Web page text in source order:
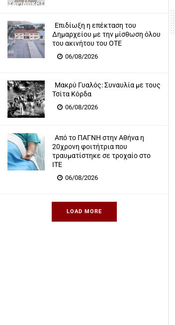
Επιδίωξη η επέκταση του
Δημαρχείου με την μίσθωση όλου
του ακινήτου του ΟΤΕ
06/08/2026
Μακρύ Γυαλός: Συναυλία με τους
Τσίτα Κόρδα
06/08/2026
Από το ΠΑΓΝΗ στην Αθήνα η
20χρονη φοιτήτρια που
τραυματίστηκε σε τροχαίο στο
ΙΤΕ
06/08/2026
LOAD MORE